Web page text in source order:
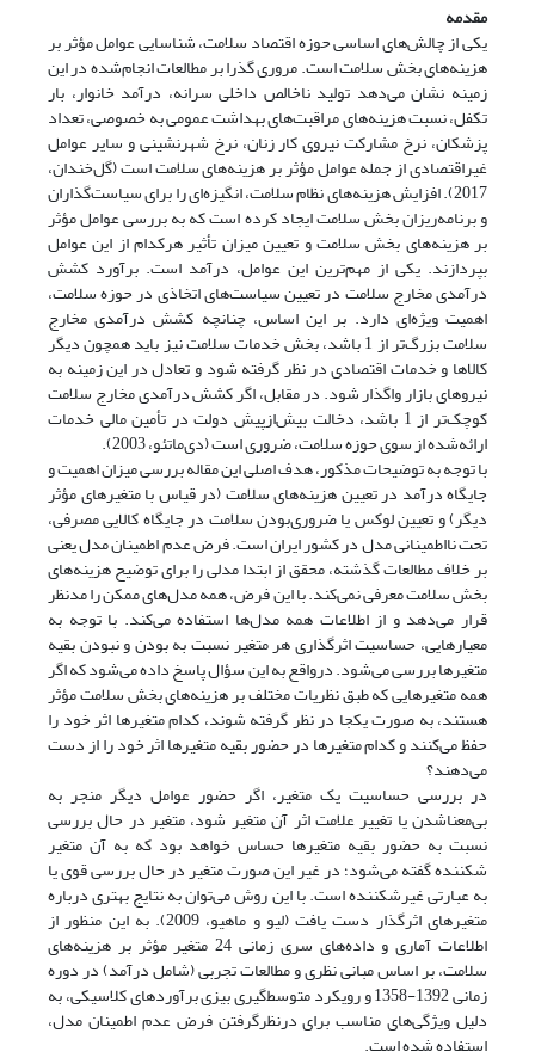
مقدمه
یکی از چالش‌های اساسی حوزه‌ اقتصاد سلامت، شناسایی عوامل مؤثر بر
هزینه‌های بخش سلامت است. مروری گذرا بر مطالعات انجام‌شده در این
زمینه نشان می‌دهد تولید ناخالص داخلی سرانه، درآمد خانوار، بار
تکفل، نسبت هزینه‌های مراقبت‌های بهداشت عمومی به خصوصی، تعداد
پزشکان، نرخ مشارکت نیروی کار زنان، نرخ شهرنشینی و سایر عوامل
غیراقتصادی از جمله عوامل مؤثر بر هزینه‌های سلامت است (گل‌خندان،
2017). افزایش هزینه‌های نظام سلامت، انگیزه‌ای را برای سیاست‌گذاران
و برنامه‌ریزان بخش سلامت ایجاد کرده است که به بررسی عوامل مؤثر
بر هزینه‌های بخش سلامت و تعیین میزان تأثیر هرکدام از این عوامل
بپردازند. یکی از مهم‌ترین این عوامل، درآمد است. برآورد کشش
درآمدی مخارج سلامت در تعیین سیاست‌های اتخاذی در حوزه‌ سلامت،
اهمیت ویژه‌ای دارد. بر این اساس، چنانچه کشش درآمدی مخارج
سلامت بزرگ‌تر از 1 باشد، بخش خدمات سلامت نیز باید همچون دیگر
کالاها و خدمات اقتصادی در نظر گرفته شود و تعادل در این زمینه به
نیروهای بازار واگذار شود. در مقابل، اگر کشش درآمدی مخارج سلامت
کوچک‌تر از 1 باشد، دخالت بیش‌از‌پیش دولت در تأمین مالی خدمات
ارائه‌شده از سوی حوزه سلامت، ضروری است (دی‌ماتئو، 2003).
با توجه به توضیحات مذکور، هدف اصلی این مقاله بررسی میزان اهمیت و
جایگاه درآمد در تعیین هزینه‌های سلامت (در قیاس با متغیرهای مؤثر
دیگر) و تعیین لوکس یا ضروری‌بودن سلامت در جایگاه کالایی مصرفی،
تحت نااطمینانی مدل در کشور ایران است. فرض عدم اطمینان مدل یعنی
بر خلاف مطالعات گذشته، محقق از ابتدا مدلی را برای توضیح هزینه‌های
بخش سلامت معرفی نمی‌کند. با این فرض، همه مدل‌های ممکن را مدنظر
قرار می‌دهد و از اطلاعات همه مدل‌ها استفاده می‌کند. با توجه به
معیار‌هایی، حساسیت اثرگذاری هر متغیر نسبت به بودن و نبودن بقیه
متغیرها بررسی می‌شود. درواقع به این سؤال پاسخ داده می‌شود که اگر
همه متغیرهایی که طبق نظریات مختلف بر هزینه‌های بخش سلامت مؤثر
هستند، به ‌صورت یکجا در نظر گرفته شوند، کدام متغیرها اثر خود را
حفظ می‌کنند و کدام متغیرها در حضور بقیه متغیرها اثر خود را از دست
می‌دهند؟
در بررسی حساسیت یک متغیر، اگر حضور عوامل دیگر منجر به
بی‌معناشدن یا تغییر علامت اثر آن متغیر شود، متغیر ‌در حال بررسی
نسبت به حضور بقیه متغیرها حساس خواهد بود که به آن متغیر
شکننده گفته می‌شود؛ در غیر این ‌صورت متغیر در حال بررسی قوی یا
به ‌عبارتی غیرشکننده است. با این روش می‌توان به نتایج بهتری درباره
متغیرهای اثرگذار دست یافت (لیو و ماهیو، 2009). به این منظور از
اطلاعات آماری و داده‌های سری زمانی 24 متغیر مؤثر بر هزینه‌های
سلامت، بر اساس مبانی نظری و مطالعات تجربی (شامل درآمد) در دوره‌
زمانی 1392-1358 و رویکرد متوسط‌گیری بیزی برآوردهای کلاسیکی، به
‌دلیل ویژگی‌های مناسب برای درنظرگرفتن فرض عدم اطمینان مدل،
استفاده شده است.